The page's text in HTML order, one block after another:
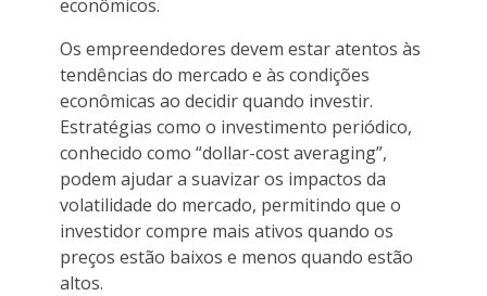
econômicos.
Os empreendedores devem estar atentos às
tendências do mercado e às condições
econômicas ao decidir quando investir.
Estratégias como o investimento periódico,
conhecido como “dollar-cost averaging”,
podem ajudar a suavizar os impactos da
volatilidade do mercado, permitindo que o
investidor compre mais ativos quando os
preços estão baixos e menos quando estão
altos.